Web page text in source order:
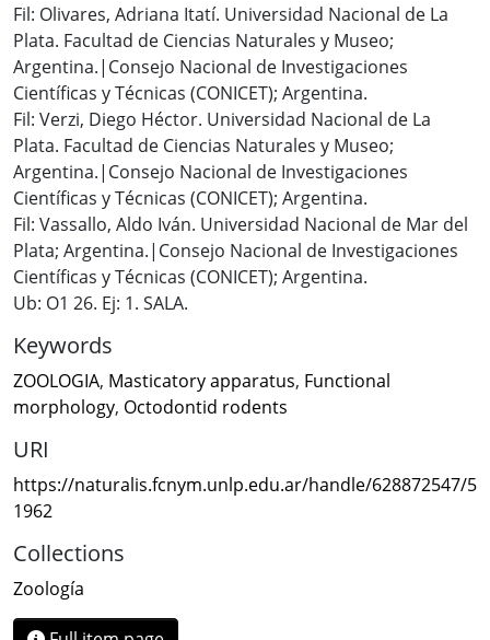
Fil: Olivares, Adriana Itatí. Universidad Nacional de La
Plata. Facultad de Ciencias Naturales y Museo;
Argentina.|Consejo Nacional de Investigaciones
Científicas y Técnicas (CONICET); Argentina.
Fil: Verzi, Diego Héctor. Universidad Nacional de La
Plata. Facultad de Ciencias Naturales y Museo;
Argentina.|Consejo Nacional de Investigaciones
Científicas y Técnicas (CONICET); Argentina.
Fil: Vassallo, Aldo Iván. Universidad Nacional de Mar del
Plata; Argentina.|Consejo Nacional de Investigaciones
Científicas y Técnicas (CONICET); Argentina.
Ub: O1 26. Ej: 1. SALA.
Keywords
ZOOLOGIA, Masticatory apparatus, Functional
morphology, Octodontid rodents
URI
https://naturalis.fcnym.unlp.edu.ar/handle/628872547/5
1962
Collections
Zoología